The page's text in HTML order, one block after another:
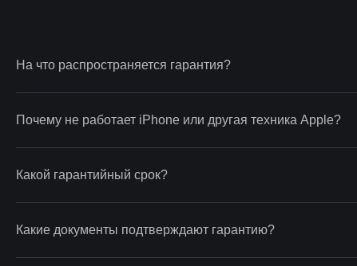
На что распространяется гарантия?
Почему не работает iPhone или другая техника Apple?
Какой гарантийный срок?
Какие документы подтверждают гарантию?